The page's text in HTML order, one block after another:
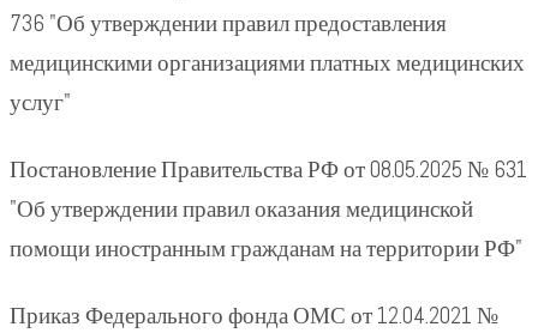
736 "Об утверждении правил предоставления
медицинскими организациями платных медицинских
услуг"
Постановление Правительства РФ от 08.05.2025 № 631
"Об утверждении правил оказания медицинской
помощи иностранным гражданам на территории РФ"
Приказ Федерального фонда ОМС от 12.04.2021 №